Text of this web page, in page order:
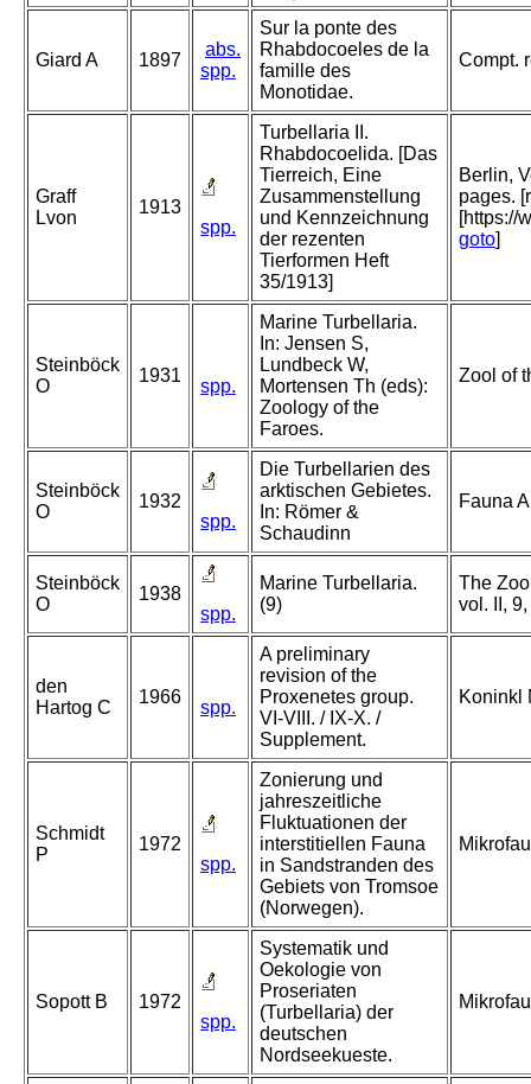
Giard A 1897
abs.
spp.
Sur la ponte des
Rhabdocoeles de la
famille des
Monotidae.
Compt.
Graff
Lvon
1913
spp.
Turbellaria II.
Rhabdocoelida. [Das
Tierreich, Eine
Zusammenstellung
und Kennzeichnung
der rezenten
Tierformen Heft
35/1913]
Berlin,
pages.
[https://
goto]
Steinböck
O
1931
spp.
Marine Turbellaria.
In: Jensen S,
Lundbeck W,
Mortensen Th (eds):
Zoology of the
Faroes.
Zool of
Steinböck
O
1932
spp.
Die Turbellarien des
arktischen Gebietes.
In: Römer &
Schaudinn
Fauna
Steinböck
O
1938
spp.
Marine Turbellaria.
(9)
The
vol. II,
den
Hartog C
1966
spp.
A preliminary
revision of the
Proxenetes group.
VI-VIII. / IX-X. /
Supplement.
Koninkl
Schmidt
P
1972
spp.
Zonierung und
jahreszeitliche
Fluktuationen der
interstitiellen Fauna
in Sandstranden des
Gebiets von Tromsoe
(Norwegen).
Sopott B
1972
spp.
Systematik und
Oekologie von
Proseriaten
(Turbellaria) der
deutschen
Nordseekueste.